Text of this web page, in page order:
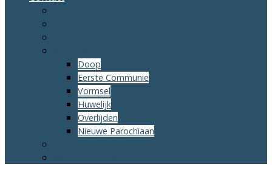
Doop
Eerste Communie
Vormsel
Huwelijk
Overlijden
Nieuwe Parochiaan